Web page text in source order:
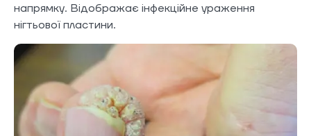
напрямку. Відображає інфекційне ураження
нігтьової пластини.